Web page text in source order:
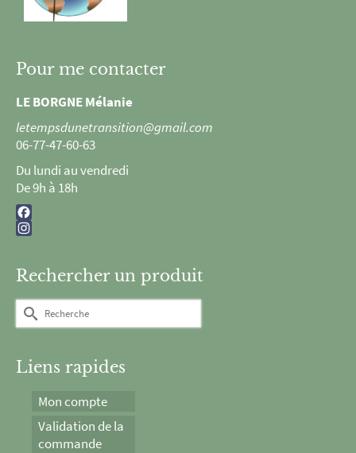
Pour me contacter
LE BORGNE Mélanie
letempsdunetransition@gmail.com
06-77-47-60-63
Du lundi au vendredi
De 9h à 18h
Facebook
Rechercher un produit
Rechercher :
Liens rapides
Mon compte
Validation de la
commande